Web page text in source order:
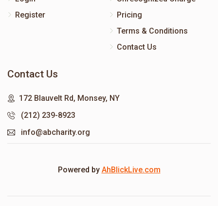
Register
Pricing
Terms & Conditions
Contact Us
Contact Us
172 Blauvelt Rd, Monsey, NY
(212) 239-8923
info@abcharity.org
Powered by AhBlickLive.com